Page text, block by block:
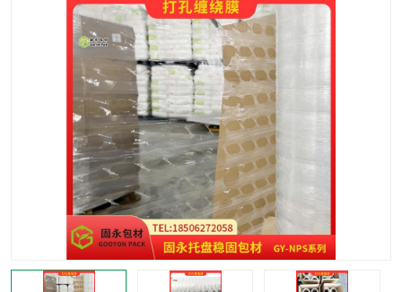
充气袋
缠绕膜
托盘裹包网兜
托盘捆绑带